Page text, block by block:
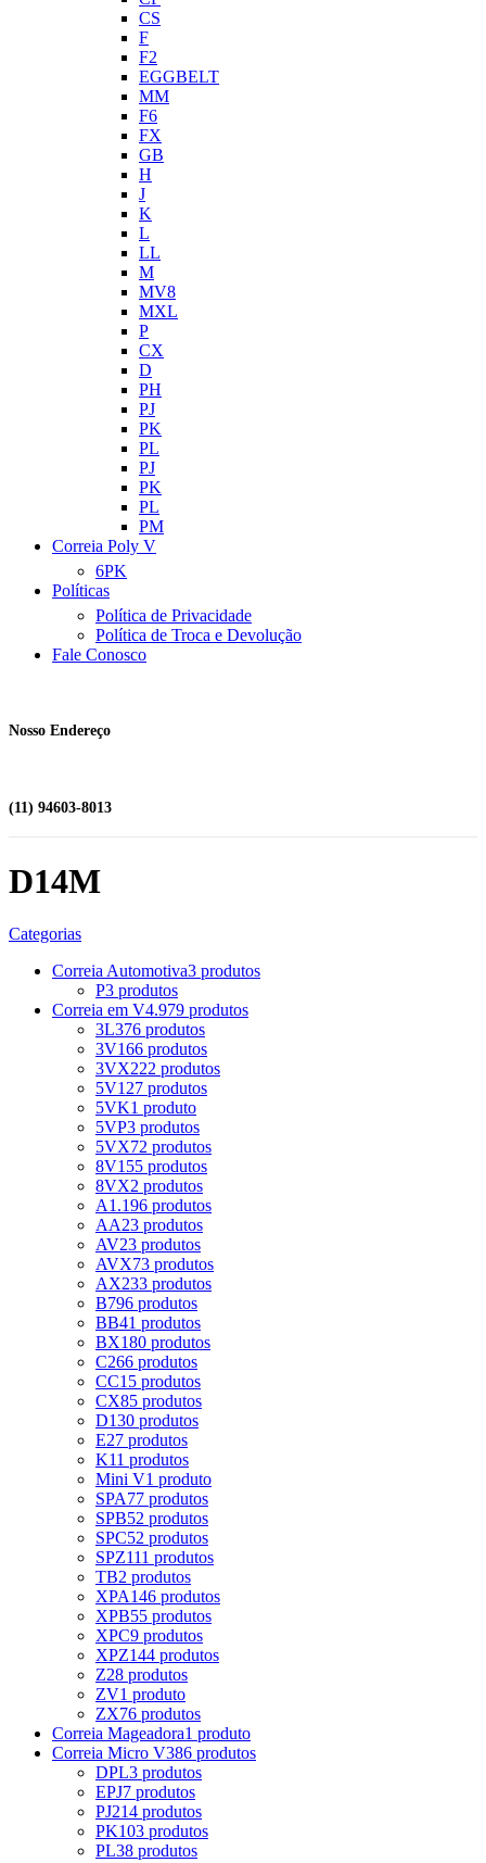
CS
F
F2
EGGBELT
MM
F6
FX
GB
H
J
K
L
LL
M
MV8
MXL
P
CX
D
PH
PJ
PK
PL
PJ
PK
PL
PM
Correia Poly V
6PK
Políticas
Política de Privacidade
Política de Troca e Devolução
Fale Conosco
Nosso Endereço
(11) 94603-8013
D14M
Categorias
Correia Automotiva3 produtos
P3 produtos
Correia em V4.979 produtos
3L376 produtos
3V166 produtos
3VX222 produtos
5V127 produtos
5VK1 produto
5VP3 produtos
5VX72 produtos
8V155 produtos
8VX2 produtos
A1.196 produtos
AA23 produtos
AV23 produtos
AVX73 produtos
AX233 produtos
B796 produtos
BB41 produtos
BX180 produtos
C266 produtos
CC15 produtos
CX85 produtos
D130 produtos
E27 produtos
K11 produtos
Mini V1 produto
SPA77 produtos
SPB52 produtos
SPC52 produtos
SPZ111 produtos
TB2 produtos
XPA146 produtos
XPB55 produtos
XPC9 produtos
XPZ144 produtos
Z28 produtos
ZV1 produto
ZX76 produtos
Correia Mageadora1 produto
Correia Micro V386 produtos
DPL3 produtos
EPJ7 produtos
PJ214 produtos
PK103 produtos
PL38 produtos